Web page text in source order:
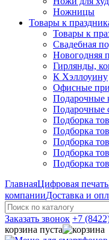
Ножницы
Товары к
Товары к
Свадебная
Новогодняя
Гирлянды,
К Хэллоуину
Офисные
Подарочные
Подарочные
Подборка
Подборка
Подборка
Подборка
Подборка
ГлавнаяЦифровая печать
компанииДоставка и
Заказать звонок +7
корзина пуста